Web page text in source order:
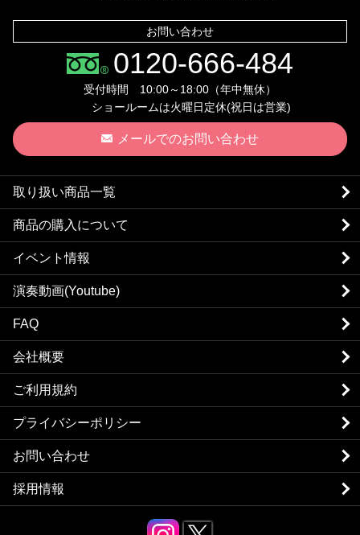
お問い合わせ
0120-666-484
受付時間 10:00～18:00（年中無休）
ショールームは火曜日定休(祝日は営業)
メールでのお問い合わせ
取り扱い商品一覧
商品の購入について
イベント情報
演奏動画(Youtube)
FAQ
会社概要
ご利用規約
プライバシーポリシー
お問い合わせ
採用情報